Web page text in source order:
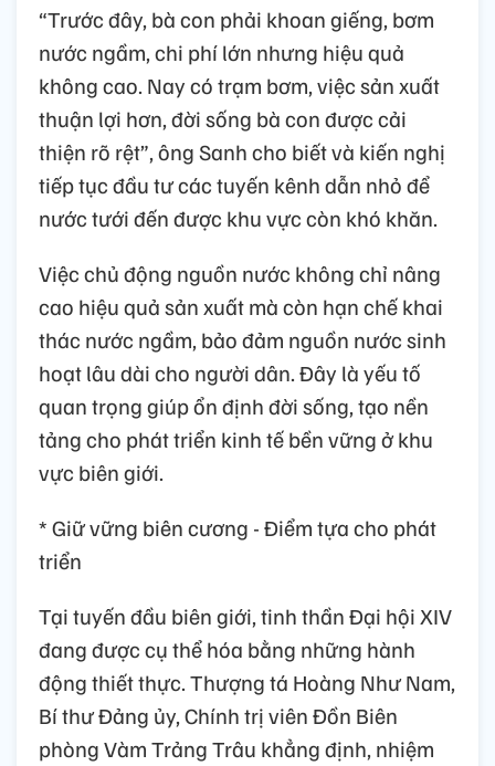
“Trước đây, bà con phải khoan giếng, bơm
nước ngầm, chi phí lớn nhưng hiệu quả
không cao. Nay có trạm bơm, việc sản xuất
thuận lợi hơn, đời sống bà con được cải
thiện rõ rệt”, ông Sanh cho biết và kiến nghị
tiếp tục đầu tư các tuyến kênh dẫn nhỏ để
nước tưới đến được khu vực còn khó khăn.
Việc chủ động nguồn nước không chỉ nâng
cao hiệu quả sản xuất mà còn hạn chế khai
thác nước ngầm, bảo đảm nguồn nước sinh
hoạt lâu dài cho người dân. Đây là yếu tố
quan trọng giúp ổn định đời sống, tạo nền
tảng cho phát triển kinh tế bền vững ở khu
vực biên giới.
* Giữ vững biên cương - Điểm tựa cho phát
triển
Tại tuyến đầu biên giới, tinh thần Đại hội XIV
đang được cụ thể hóa bằng những hành
động thiết thực. Thượng tá Hoàng Như Nam,
Bí thư Đảng ủy, Chính trị viên Đồn Biên
phòng Vàm Trảng Trâu khẳng định, nhiệm